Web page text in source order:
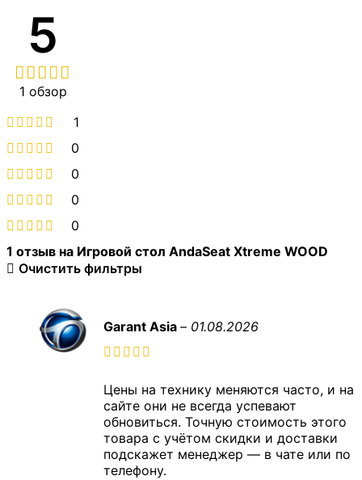
5
1 обзор
1
0
0
0
0
1 отзыв на Игровой стол AndaSeat Xtreme WOOD
Очистить фильтры
Garant Asia – 01.08.2026
Цены на технику меняются часто, и на
сайте они не всегда успевают
обновиться. Точную стоимость этого
товара с учётом скидки и доставки
подскажет менеджер — в чате или по
телефону.